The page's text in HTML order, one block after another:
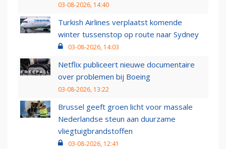
03-08-2026, 14:40
Turkish Airlines verplaatst komende
winter tussenstop op route naar Sydney
03-08-2026, 14:03
Netflix publiceert nieuwe documentaire
over problemen bij Boeing
03-08-2026, 13:22
Brussel geeft groen licht voor massale
Nederlandse steun aan duurzame
vliegtuigbrandstoffen
03-08-2026, 12:41